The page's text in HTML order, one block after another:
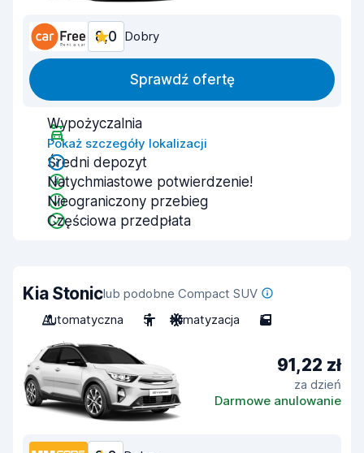
8,0 Dobry
Sprawdź ofertę
Wypożyczalnia
Pokaż szczegóły lokalizacji
Średni depozyt
Natychmiastowe potwierdzenie!
Nieograniczony przebieg
Częściowa przedpłata
Kia Stoniclub podobne Compact SUV
Automatyczna
5 Klimatyzacja 5
91,22 zł
za dzień
Darmowe anulowanie